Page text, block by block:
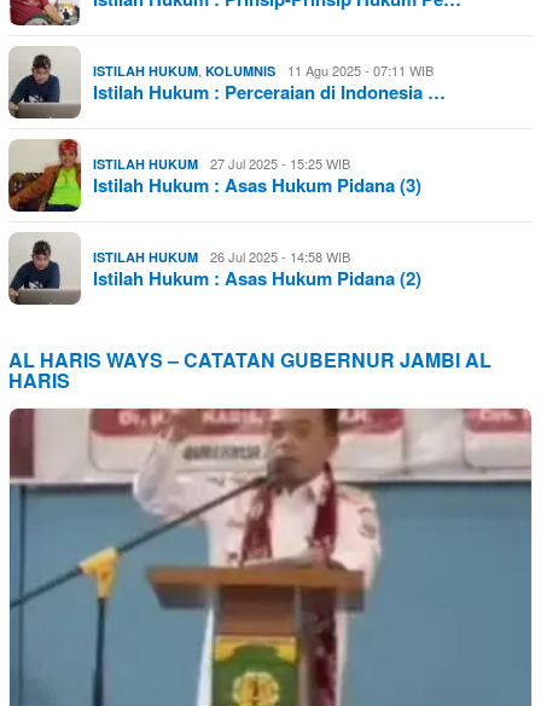
ISTILAH HUKUM, KOLUMNIS 11 Agu 2025 - 07:11 WIB
Istilah Hukum : Perceraian di Indonesia …
ISTILAH HUKUM 27 Jul 2025 - 15:25 WIB
Istilah Hukum : Asas Hukum Pidana (3)
ISTILAH HUKUM 26 Jul 2025 - 14:58 WIB
Istilah Hukum : Asas Hukum Pidana (2)
AL HARIS WAYS – CATATAN GUBERNUR JAMBI AL
HARIS